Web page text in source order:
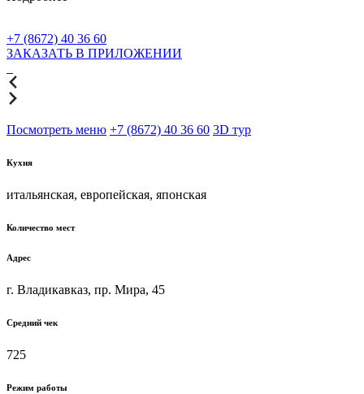
+7 (8672) 40 36 60
ЗАКАЗАТЬ В ПРИЛОЖЕНИИ
Посмотреть меню +7 (8672) 40 36 60 3D тур
Кухня
итальянская, европейская, японская
Количество мест
Адрес
г. Владикавказ, пр. Мира, 45
Средний чек
725
Режим работы